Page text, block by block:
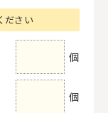
ださい
個
個